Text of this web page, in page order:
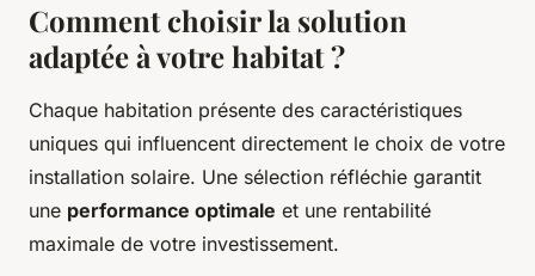
Comment choisir la solution
adaptée à votre habitat ?
Chaque habitation présente des caractéristiques
uniques qui influencent directement le choix de votre
installation solaire. Une sélection réfléchie garantit
une performance optimale et une rentabilité
maximale de votre investissement.